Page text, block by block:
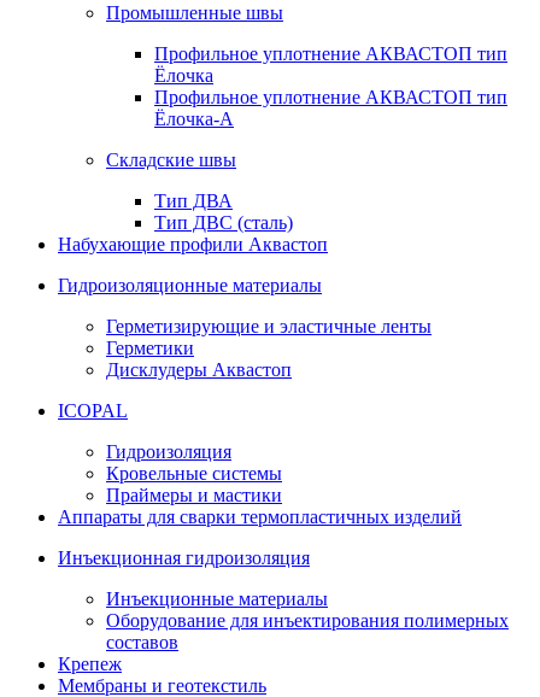
Промышленные швы
Профильное уплотнение АКВАСТОП тип
Ёлочка
Профильное уплотнение АКВАСТОП тип
Ёлочка-А
Складские швы
Тип ДВА
Тип ДВС (сталь)
Набухающие профили Аквастоп
Гидроизоляционные материалы
Герметизирующие и эластичные ленты
Герметики
Дисклудеры Аквастоп
ICOPAL
Гидроизоляция
Кровельные системы
Праймеры и мастики
Аппараты для сварки термопластичных изделий
Инъекционная гидроизоляция
Инъекционные материалы
Оборудование для инъектирования полимерных
составов
Крепеж
Мембраны и геотекстиль